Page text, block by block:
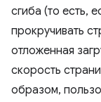
сгиба (то есть,
прокручивать
отложенная
скорость
образом,